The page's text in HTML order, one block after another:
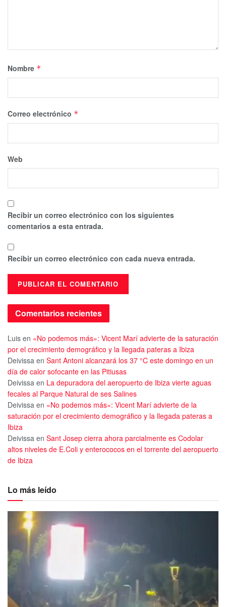
Nombre *
Correo electrónico *
Web
Recibir un correo electrónico con los siguientes
comentarios a esta entrada.
Recibir un correo electrónico con cada nueva entrada.
Comentarios recientes
Luis en «No podemos más»: Vicent Marí advierte de la saturación
por el crecimiento demográfico y la llegada pateras a Ibiza
Deivissa en Sant Antoni alcanzará los 37 °C este domingo en un
día de calor sofocante en las Pitiusas
Deivissa en La depuradora del aeropuerto de Ibiza vierte aguas
fecales al Parque Natural de ses Salines
Deivissa en «No podemos más»: Vicent Marí advierte de la
saturación por el crecimiento demográfico y la llegada pateras a
Ibiza
Deivissa en Sant Josep cierra ahora parcialmente es Codolar
altos niveles de E.Coli y enterococos en el torrente del aeropuerto
de Ibiza
Lo más leído